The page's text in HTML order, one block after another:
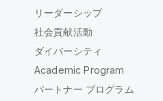
リーダーシップ
社会貢献活動
ダイバーシティ
Academic Program
パートナー プログラム